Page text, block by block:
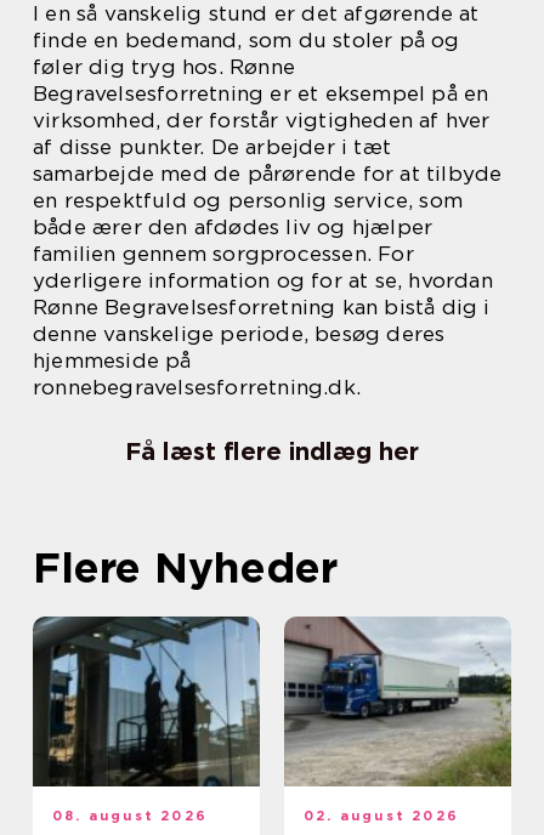
I en så vanskelig stund er det afgørende at
finde en bedemand, som du stoler på og
føler dig tryg hos. Rønne
Begravelsesforretning er et eksempel på en
virksomhed, der forstår vigtigheden af hver
af disse punkter. De arbejder i tæt
samarbejde med de pårørende for at tilbyde
en respektfuld og personlig service, som
både ærer den afdødes liv og hjælper
familien gennem sorgprocessen. For
yderligere information og for at se, hvordan
Rønne Begravelsesforretning kan bistå dig i
denne vanskelige periode, besøg deres
hjemmeside på
ronnebegravelsesforretning.dk.
Få læst flere indlæg her
Flere Nyheder
08. august 2026 02. august 2026